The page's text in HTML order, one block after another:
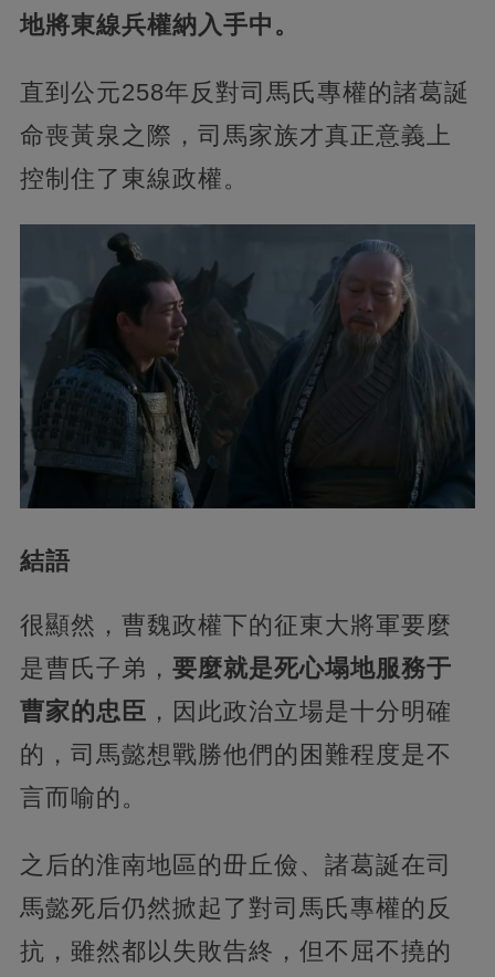
地將東線兵權納入手中。
直到公元258年反對司馬氏專權的諸葛誕
命喪黃泉之際，司馬家族才真正意義上
控制住了東線政權。
結語
很顯然，曹魏政權下的征東大將軍要麼
是曹氏子弟， 要麼就是死心塌地服務于
曹家的忠臣 ，因此政治立場是十分明確
的，司馬懿想戰勝他們的困難程度是不
言而喻的。
之后的淮南地區的毌丘儉、諸葛誕在司
馬懿死后仍然掀起了對司馬氏專權的反
抗，雖然都以失敗告終，但不屈不撓的